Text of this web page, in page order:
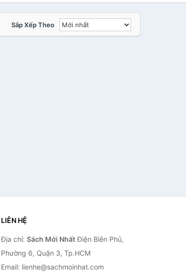
Sắp Xếp Theo
LIÊN HỆ
Địa chỉ: Sách Mới NhấtĐiện Biên Phủ,
Phường 6, Quận 3, Tp.HCM
Email: lienhe@sachmoinhat.com